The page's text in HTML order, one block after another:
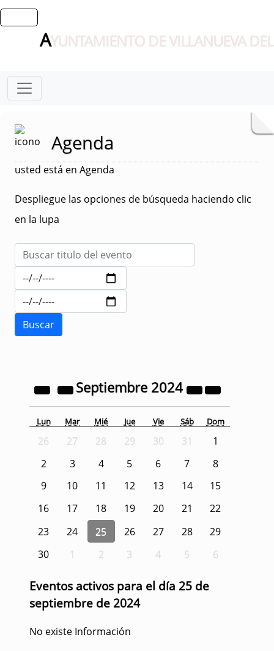
AYUNTAMIENTO DE VILLANUEVA
Agenda
usted está en Agenda
Despliegue las opciones de búsqueda haciendo clic
en la lupa
Septiembre 2024
Lun Mar Mié Jue Vie Sáb Dom
26 27 28 29 30 31
1
2
3 4 5 6 7
8
9
10 11 12 13 14
15
16
17 18 19 20 21
22
23
24 25 26 27 28
29
30
1 2 3 4 5 6
Eventos activos para el día 25 de
septiembre de 2024
No existe Información